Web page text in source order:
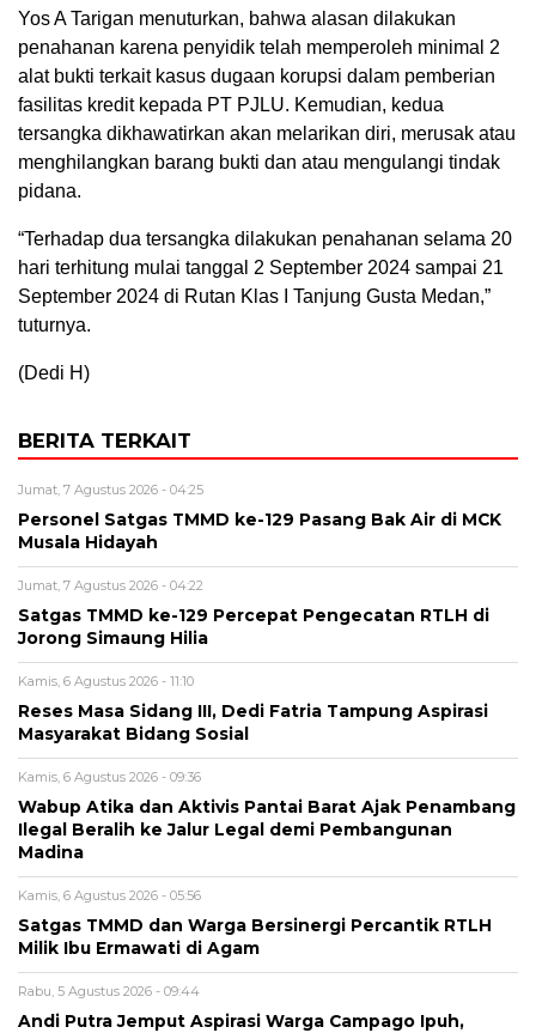
Yos A Tarigan menuturkan, bahwa alasan dilakukan
penahanan karena penyidik telah memperoleh minimal 2
alat bukti terkait kasus dugaan korupsi dalam pemberian
fasilitas kredit kepada PT PJLU. Kemudian, kedua
tersangka dikhawatirkan akan melarikan diri, merusak atau
menghilangkan barang bukti dan atau mengulangi tindak
pidana.
“Terhadap dua tersangka dilakukan penahanan selama 20
hari terhitung mulai tanggal 2 September 2024 sampai 21
September 2024 di Rutan Klas I Tanjung Gusta Medan,”
tuturnya.
(Dedi H)
BERITA TERKAIT
Jumat, 7 Agustus 2026 - 04:25
Personel Satgas TMMD ke-129 Pasang Bak Air di MCK
Musala Hidayah
Jumat, 7 Agustus 2026 - 04:22
Satgas TMMD ke-129 Percepat Pengecatan RTLH di
Jorong Simaung Hilia
Kamis, 6 Agustus 2026 - 11:10
Reses Masa Sidang III, Dedi Fatria Tampung Aspirasi
Masyarakat Bidang Sosial
Kamis, 6 Agustus 2026 - 09:36
Wabup Atika dan Aktivis Pantai Barat Ajak Penambang
Ilegal Beralih ke Jalur Legal demi Pembangunan
Madina
Kamis, 6 Agustus 2026 - 05:56
Satgas TMMD dan Warga Bersinergi Percantik RTLH
Milik Ibu Ermawati di Agam
Rabu, 5 Agustus 2026 - 09:44
Andi Putra Jemput Aspirasi Warga Campago Ipuh,